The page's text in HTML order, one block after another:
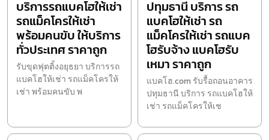
บริการรถแบคโฮให้เช่า
รถแม็คโครให้เช่า
พร้อมคนขับ ให้บริการ
ทั่วประเทศ ราคาถูก
รับขุดฟุตติ้งอยุธยา บริการรถ
แบคโฮให้เช่า รถแม็คโครให้
เช่า พร้อมคนขับ พ
ปทุมธานี บริการ รถ
แบคโฮให้เช่า รถ
แม็คโครให้เช่า รถแบค
โฮรับจ้าง แบคโฮรับ
เหมา ราคาถูก
แบคโฮ.com รับรื้อถอนอาคาร
ปทุมธานี บริการ รถแบคโฮให้
เช่า รถแม็คโครให้เช